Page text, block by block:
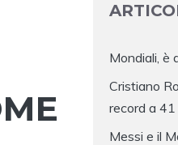
Mondiali, è
Cristiano
record a 41
Messi e il